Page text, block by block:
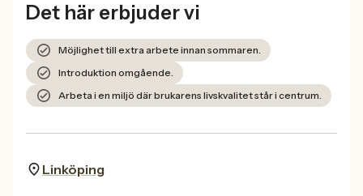
Det här erbjuder vi
Möjlighet till extra arbete innan sommaren.
Introduktion omgående.
Arbeta i en miljö där brukarens livskvalitet står i centrum.
Linköping